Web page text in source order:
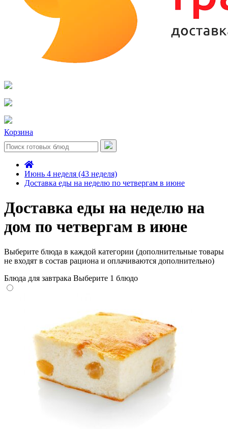
Корзина
Июнь 4 неделя (43 неделя)
Доставка еды на неделю по четвергам в июне
Доставка еды на неделю на
дом по четвергам в июне
Выберите блюда в каждой категории (дополнительные товары
не входят в состав рациона и оплачиваются дополнительно)
Блюда для завтрака Выберите 1 блюдо